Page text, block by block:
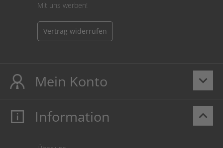
Mit uns werben!
Vertrag widerrufen
keyboard_arrow_down
Mein Konto
Mein Konto
keyboard_arrow_up
Information